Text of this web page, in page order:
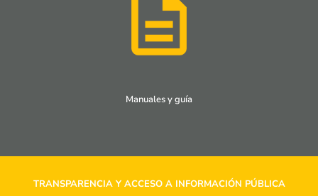
Manuales y guía
TRANSPARENCIA Y ACCESO A INFORMACIÓN PÚBLICA